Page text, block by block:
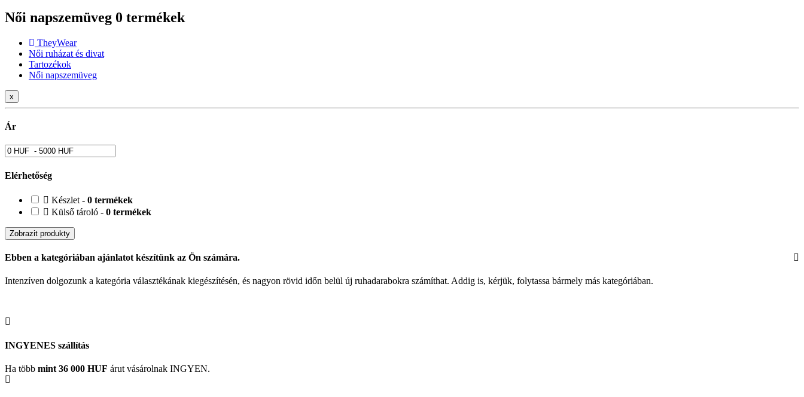
Női napszemüveg 0 termékek
TheyWear
Női ruházat és divat
Tartozékok
Női napszemüveg
x
Ár
Elérhetőség
Készlet - 0 termékek
Külső tároló - 0 termékek
Zobrazit produkty
Ebben a kategóriában ajánlatot készítünk az Ön számára.
Intenzíven dolgozunk a kategória választékának kiegészítésén, és nagyon rövid időn belül új ruhadarabokra számíthat. Addig is, kérjük, folytassa bármely más kategóriában.
INGYENES szállítás
Ha több mint 36 000 HUF árut vásárolnak INGYEN.